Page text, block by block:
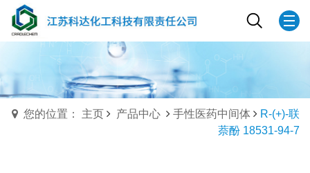
您的位置： 主页 产品中心 手性医药中间体
R-(+)-联
萘酚 18531-94-7